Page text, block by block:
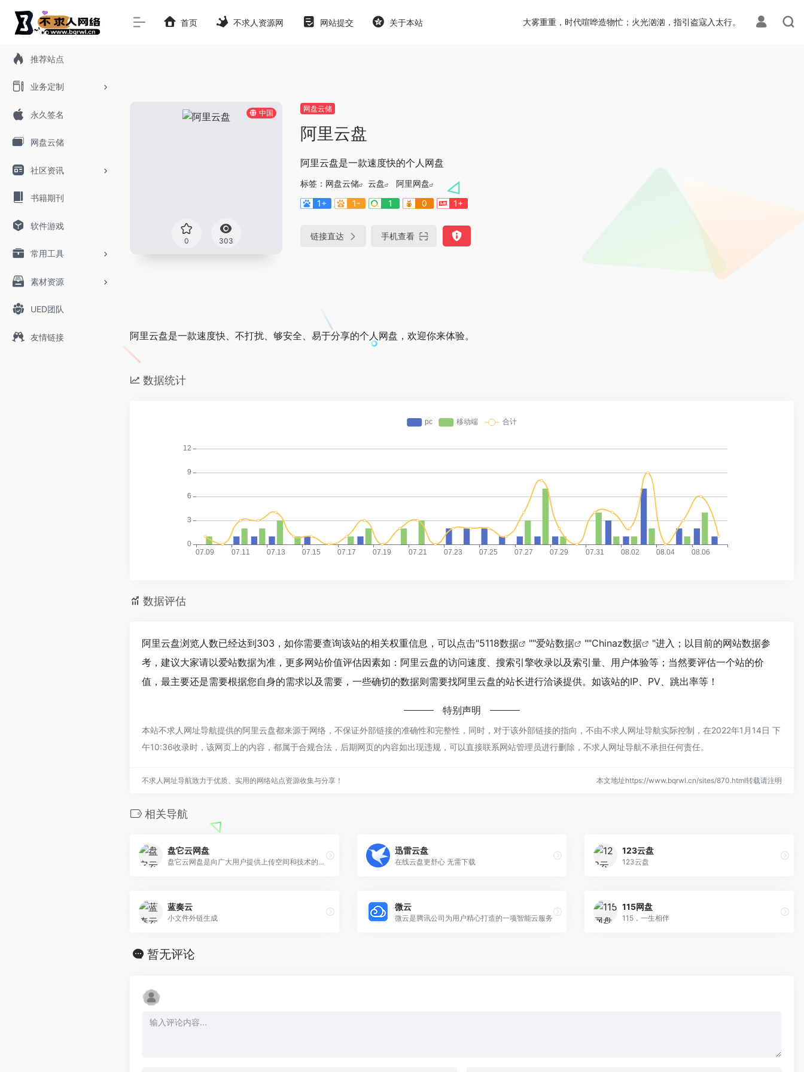
推荐站点
业务定制
永久签名
网盘云储
社区资讯
书籍期刊
软件游戏
常用工具
素材资源
UED团队
友情链接
首页 不求人资源网 网站提交 关于本站 大雾重重，时代喧哗造物忙；火光汹汹，指引盗寇入太行。
中国
0 303
网盘云储
阿里云盘
阿里云盘是一款速度快的个人网盘
标签： 网盘云储 云盘
阿里网盘
1+
1- 1 0 1+
链接直达 手机查看
阿里云盘是一款速度快、不打扰、够安全、易于分享的个人网盘，欢迎你来体验。
数据统计
数据评估
阿里云盘浏览人数已经达到303，如你需要查询该站的相关权重信息，可以点击"5118数据 ""爱站数据 ""Chinaz数据
"进入；以目前的网站数据参
考，建议大家请以爱站数据为准，更多网站价值评估因素如：阿里云盘的访问速度、搜索引擎收录以及索引量、用户体验等；当然要评估一个站的价
值，最主要还是需要根据您自身的需求以及需要，一些确切的数据则需要找阿里云盘的站长进行洽谈提供。如该站的IP、PV、跳出率等！
特别声明
本站不求人网址导航提供的阿里云盘都来源于网络，不保证外部链接的准确性和完整性，同时，对于该外部链接的指向，不由不求人网址导航实际控制，在2022年1月14日 下
午10:36收录时，该网页上的内容，都属于合规合法，后期网页的内容如出现违规，可以直接联系网站管理员进行删除，不求人网址导航不承担任何责任。
不求人网址导航致力于优质、实用的网络站点资源收集与分享！ 本文地址https://www.bqrwl.cn/sites/870.html转载请注明
相关导航
盘它云网盘
盘它云网盘是向广大用户提供上传空间和技术的信息存储空间服务平台。
迅雷云盘
在线云盘更舒心 无需下载
123云盘
123云盘
蓝奏云
小文件外链生成
微云
微云是腾讯公司为用户精心打造的一项智能云服务
115网盘
115，一生相伴
暂无评论